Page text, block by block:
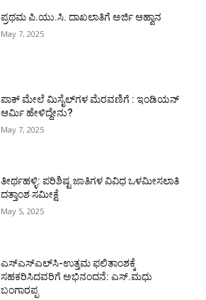
ಪ್ರಥಮ ಪಿ.ಯು.ಸಿ. ದಾಖಲಾತಿಗೆ ಅರ್ಜಿ ಆಹ್ವಾನ
May 7, 2025
ಪಾಕ್​ ಮೇಲೆ ಮಿಸೈಲ್​ಗಳ ಮೆರವಣಿಗೆ : ಇಂಡಿಯನ್
ಆರ್ಮಿ ಹೇಳಿದ್ದೇನು?
May 7, 2025
ತೀರ್ಥಹಳ್ಳಿ: ಪರಿಶಿಷ್ಟ ಜಾತಿಗಳ ವಿವಿಧ ಒಳಮೀಸಲಾತಿ
ದತ್ತಾಂಶ ಸಮೀಕ್ಷೆ
May 5, 2025
ಎಸ್‌ಎಸ್‌ಎಲ್‌ಸಿ-ಉತ್ತಮ ಫಲಿತಾಂಶಕ್ಕೆ
ಸಹಕರಿಸಿದವರಿಗೆ ಅಭಿನಂದನೆ: ಎಸ್.ಮಧು
ಬಂಗಾರಪ್ಪ